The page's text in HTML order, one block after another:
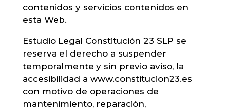
contenidos y servicios contenidos en
esta Web.
Estudio Legal Constitución 23 SLP se
reserva el derecho a suspender
temporalmente y sin previo aviso, la
accesibilidad a www.constitucion23.es
con motivo de operaciones de
mantenimiento, reparación,